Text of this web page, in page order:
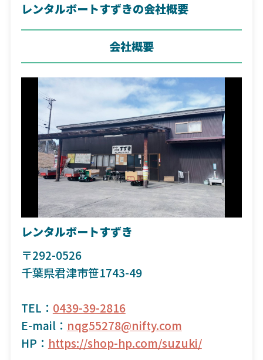
レンタルボートすずきの会社概要
会社概要
レンタルボートすずき
〒292-0526
千葉県君津市笹1743-49
TEL： 0439-39-2816
E-mail： nqg55278@nifty.com
HP： https://shop-hp.com/suzuki/